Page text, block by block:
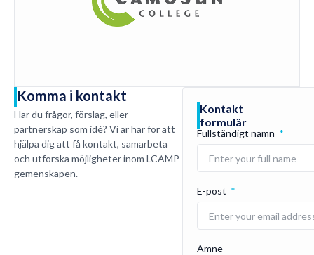
Komma i kontakt
Har du frågor, förslag, eller
partnerskap som idé? Vi är här för att
hjälpa dig att få kontakt, samarbeta
och utforska möjligheter inom LCAMP
gemenskapen.
Kontakt
formulär
Fullständigt namn
E-post
Ämne